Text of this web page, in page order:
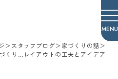
＞ スタッフブログ＞家づくりの話＞
くり…レイアウトの工夫とアイデア